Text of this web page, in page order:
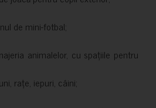
de mini-fotbal;
animalelor, cu spațiile pentru
rațe, iepuri, câini;